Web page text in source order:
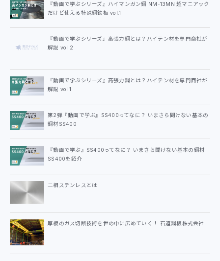
『動画で学ぶシリーズ』ハイマンガン鋼 NM-13MN 超マニアック
だけど使える特殊鋼鉄板 vol.1
『動画で学ぶシリーズ』高張力鋼とは？ハイテン材を専門商社が
解説 vol.2
『動画で学ぶシリーズ』高張力鋼とは？ハイテン材を専門商社が
解説 vol.1
第2弾『動画で学ぶ』SS400ってなに？ いまさら聞けない基本の
鋼材SS400
『動画で学ぶ』SS400ってなに？ いまさら聞けない基本の鋼材
SS400を紹介
二相ステンレスとは
厚板のガス切断技術を世の中に広めていく！ 石道鋼板株式会社